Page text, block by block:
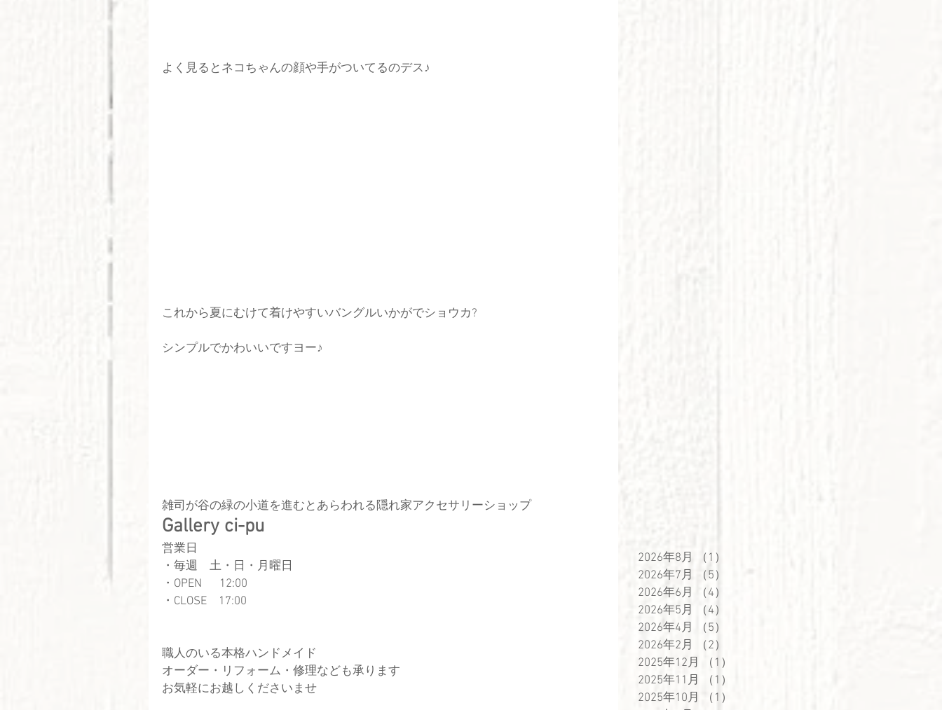
よく見るとネコちゃんの顔や手がついてるのデス♪
これから夏にむけて着けやすいバングルいかがでショウカ?
シンプルでかわいいですヨー♪
雑司が谷の緑の小道を進むとあらわれる隠れ家アクセサリーショップ
Gallery ci-pu
営業日
・毎週　土・日・月曜日
​・OPEN  　12:00
・CLOSE　17:00
職人のいる本格ハンドメイド
オーダー・リフォーム・修理なども承ります
お気軽にお越しくださいませ
2026年8月 （1）
2026年7月
（5）
2026年6月
（4）
2026年5月
（4）
2026年4月
（5）
2026年2月
（2）
2025年12月
（1）
2025年11月
（1）
2025年10月
（1）